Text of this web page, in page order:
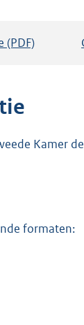
(PDF)
n
o
Kamer
formaten: